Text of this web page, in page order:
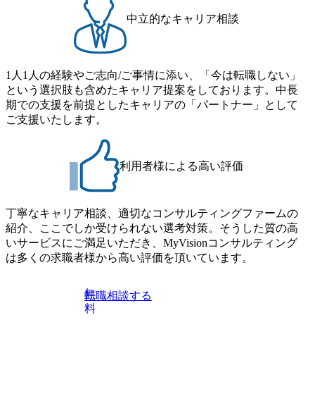
月12日(水) 16:00 ※参加状況によっては抽選とさせていただ
く可能性がございます。 このたび、ファーム経験者の方を
対象にした懇親会形式の採用イベント「サロンイベント」
を開催いたします。 カジュアルな場で現場社員と直接交流
できる機会ですので、ぜひご参加ください。 当日はXspear
Consulting代表取締役の早田とMDやその他現場社員が複数
名参加する予定です！ ●費用 : 無料 虎ノ門ヒルズ付近 ※詳
細な場所については参加者の方へ個別でご連絡いたしま
す。 コンサルファームにてマネージャー以上の職務を担当
a040c36b128 Forbes JAPAN BrandVoice Studio 「使命はテクノ
ロジーで企業の可能性を引き出すこと。日本に求められるI
Tコンサルタントという伴走者」 https://forbesjapan.com/article
s/detail/67452 Forbes JAPAN BrandVoice Studio 「コンサル業
界におけるIT人材価値再興。Dirbatoの最前線パートナーが
切り開くテクノロジーの変革」 https://forbesjapan.com/articles/
preview/68657?preview=TAI1oir8Coe5Df3zuZhtd24YfH72/Zzdm
BTIEMOnWUWREjOFLO1IL1KPEi4dgCbb Forbes JAPAN Bra
ndVoice Studio 「求めるのは、競争と連帯 。IT特化の急成長
ファーム・Dirbatoの社員支援」 https://forbesjapan.com/articles/
detail/69848 MyViision企業インタビュー① https://my-vision.co.
jp/consulting-firm/dirbato/interview01 MyViision企業インタビュ
ー② https://my-vision.co.jp/consulting-firm/dirbato/interview02 20
26年8月18日(火) 19:00開始～最長20:00終了 2026年8月13日
(木) 16:00 当日はDirbatoの現役トップコンサルタントが業界
動向を踏まえ、コンサルティング市場の最新トレンドをお
伝えいたします。コンサルティング業界への転職を迷われ
ている方や情報収集を行いたい方のご参加も歓迎です。更
ンサルタントも登壇しますので、当社へ気になることや転
職後のご不安な事はその場でご質問いただけますので、ぜ
中立的なキャリア相談
1人1人の経験やご志向/ご事情に添い、「今は転職しない」
という選択肢も含めたキャリア提案をしております。中長
期での支援を前提としたキャリアの「パートナー」として
ご支援いたします。
利用者様による高い評価
丁寧なキャリア相談、適切なコンサルティングファームの
紹介、ここでしか受けられない選考対策。そうした質の高
いサービスにご満足いただき、MyVisionコンサルティング
は多くの求職者様から高い評価を頂いています。
無
料
転職相談する